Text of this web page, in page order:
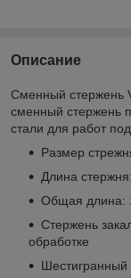
Описание
Сменный стержень
сменный стержень
стали для работ
Размер
Длина
Общая длина:
Стержень
обработке
Шестигранный